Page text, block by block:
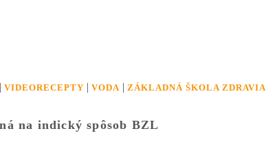
| VIDEORECEPTY | VODA | ZÁKLADNÁ ŠKOLA ZDRAVIA
na indický spôsob BZL